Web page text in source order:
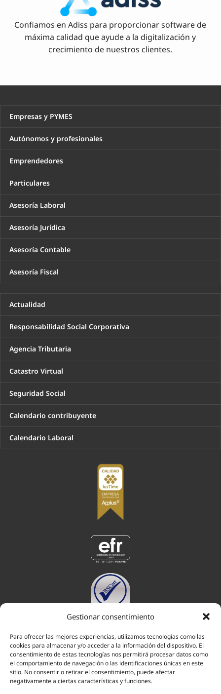
Gestionar consentimiento
Para ofrecer las mejores experiencias, utilizamos tecnologías como las
cookies para almacenar y/o acceder a la información del dispositivo. El
consentimiento de estas tecnologías nos permitirá procesar datos como
el comportamiento de navegación o las identificaciones únicas en este
sitio. No consentir o retirar el consentimiento, puede afectar
negativamente a ciertas características y funciones.
Confiamos en Adiss para proporcionar software de
máxima calidad que ayude a la digitalización y
crecimiento de nuestros clientes.
Empresas y PYMES
Autónomos y profesionales
Emprendedores
Particulares
Asesoría Laboral
Asesoría Jurídica
Asesoría Contable
Asesoría Fiscal
Actualidad
Responsabilidad Social Corporativa
Agencia Tributaria
Catastro Virtual
Seguridad Social
Calendario contribuyente
Calendario Laboral
ABOGADOS EN POZUELO DE ALARCÓNABOGADOS EN MAJADAHONDA